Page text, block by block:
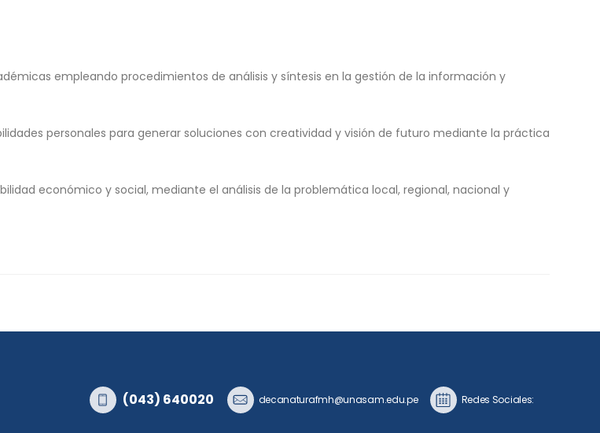
empleando procedimientos de análisis y síntesis en la gestión de la información y
personales para generar soluciones con creatividad y visión de futuro mediante la práctica
económico y social, mediante el análisis de la problemática local, regional, nacional y
(043) 640020 decanaturafmh@unasam.edu.pe Redes Sociales: